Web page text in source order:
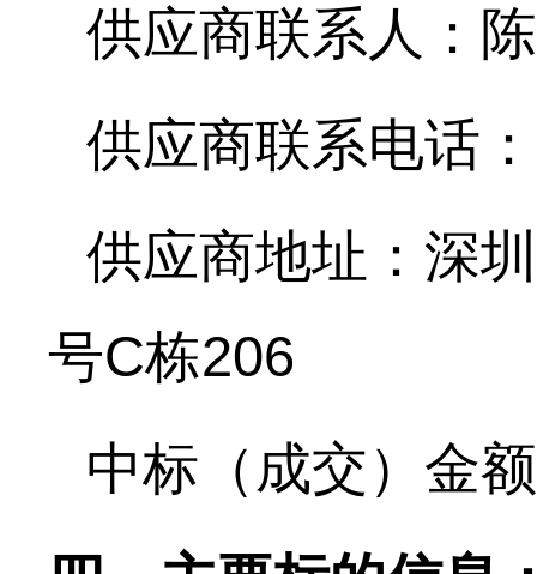
供应商联系人：
供应商联系电话：
供应商地址： 深
号C栋206
中标（成交）金